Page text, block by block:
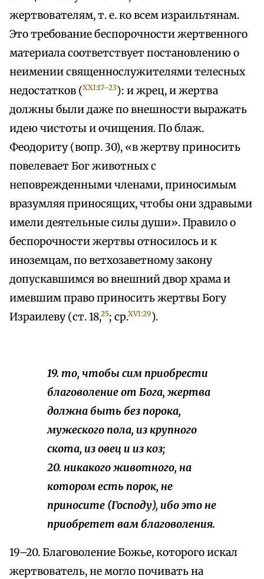
жертвователям, т. е. ко всем израильтянам.
Это требование беспорочности жертвенного
материала соответствует постановлению о
неимении священнослужителями телесных
недостатков (XXI:17–23): и жрец, и жертва
должны были даже по внешности выражать
идею чистоты и очищения. По блаж.
Феодориту (вопр. 30), «в жертву приносить
повелевает Бог животных с
неповрежденными членами, приносимым
вразумляя приносящих, чтобы они здравыми
имели деятельные силы души». Правило о
беспорочности жертвы относилось и к
иноземцам, по ветхозаветному закону
допускавшимся во внешний двор храма и
имевшим право приносить жертвы Богу
Израилеву (ст. 18,25; ср.XVI:29).
19. то, чтобы сим приобрести
благоволение от Бога, жертва
должна быть без порока,
мужеского пола, из крупного
скота, из овец и из коз;
20. никакого животного, на
котором есть порок, не
приносите (Господу), ибо это не
приобретет вам благоволения.
19–20. Благоволение Божье, которого искал
жертвователь, не могло почивать на